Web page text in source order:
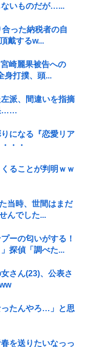
ないものだが…...
った納税者の自
戴するw...
崎麗果被告への
身打撲、頭...
派、間違いを指摘
……
になる『恋愛リア
・・
ることが判明ｗｗ
当時、世間はまだ
んでした...
ーの匂いがする！
探偵「調べた...
さん(23)、公表さ
ったんやろ…」と思
を送りたいなっっ